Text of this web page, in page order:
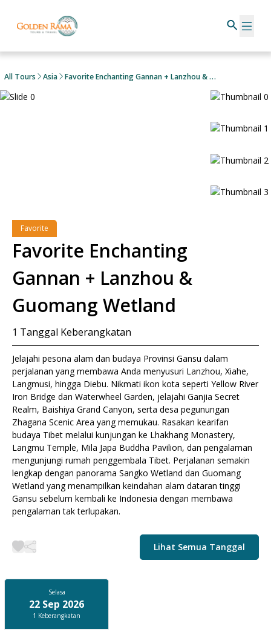
All Tours Asia Favorite Enchanting Gannan + Lanzhou & Guomang Wetland
Favorite
Favorite Enchanting
Gannan + Lanzhou &
Guomang Wetland
1 Tanggal Keberangkatan
Jelajahi pesona alam dan budaya Provinsi Gansu dalam
perjalanan yang membawa Anda menyusuri Lanzhou, Xiahe,
Langmusi, hingga Diebu. Nikmati ikon kota seperti Yellow River
Iron Bridge dan Waterwheel Garden, jelajahi Ganjia Secret
Realm, Baishiya Grand Canyon, serta desa pegunungan
Zhagana Scenic Area yang memukau. Rasakan kearifan
budaya Tibet melalui kunjungan ke Lhakhang Monastery,
Langmu Temple, Mila Japa Buddha Pavilion, dan pengalaman
mengunjungi rumah penggembala Tibet. Perjalanan semakin
lengkap dengan panorama Sangko Wetland dan Guomang
Wetland yang menampilkan keindahan alam dataran tinggi
Gansu sebelum kembali ke Indonesia dengan membawa
pengalaman tak terlupakan.
Lihat Semua Tanggal
Selasa
22 Sep 2026
1 Keberangkatan